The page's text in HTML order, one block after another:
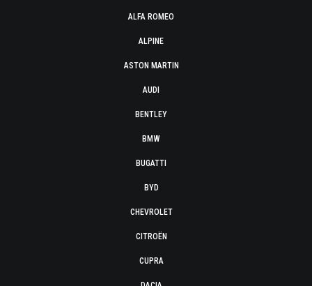
ALFA ROMEO
ALPINE
ASTON MARTIN
AUDI
BENTLEY
BMW
BUGATTI
BYD
CHEVROLET
CITROËN
CUPRA